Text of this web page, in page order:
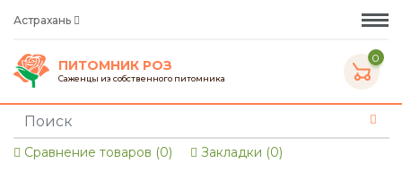
Астрахань
ПИТОМНИК РОЗ
Саженцы из собственного питомника
0
Сравнение товаров (0) Закладки (0)